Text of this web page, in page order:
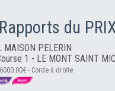
MAISON PELERIN
1 - LE MONT SAINT
- Corde à droite